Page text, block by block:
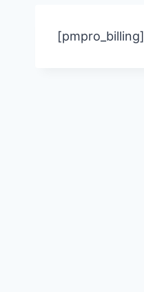
[pmpro_billing]